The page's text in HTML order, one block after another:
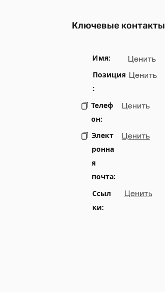
Ключевые контакты
Имя:
Ценить
Позиция
:
Ценить
Телеф
он:
Ценить
Элект
ронна
я
почта:
Ценить
Ссыл
ки:
Ценить